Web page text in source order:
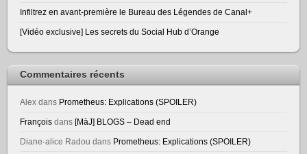
Infiltrez en avant-première le Bureau des Légendes de Canal+
[Vidéo exclusive] Les secrets du Social Hub d’Orange
Commentaires récents
Alex dans Prometheus: Explications (SPOILER)
François dans [MàJ] BLOGS – Dead end
Diane-alice Radou dans Prometheus: Explications (SPOILER)